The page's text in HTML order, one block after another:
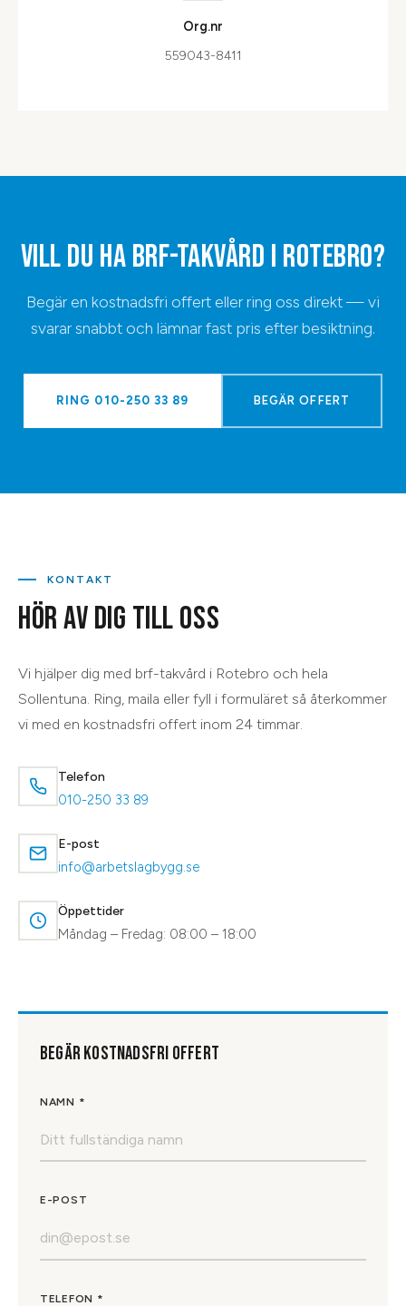
Org.nr
559043-8411
VILL DU HABRF-TAKVÅRD I ROTEBRO?
Begär en kostnadsfri offert eller ring oss direkt — vi
svarar snabbt och lämnar fast pris efter besiktning.
RING 010-250 33 89 BEGÄR OFFERT
KONTAKT
HÖR AV DIG TILL OSS
Vi hjälper dig med brf-takvård i Rotebro och hela
Sollentuna . Ring, maila eller fyll i formuläret så återkommer
vi med en kostnadsfri offert inom 24 timmar.
Telefon
010-250 33 89
E-post
info@arbetslagbygg.se
Öppettider
Måndag – Fredag: 08:00 – 18:00
BEGÄR KOSTNADSFRI OFFERT
NAMN *
E-POST
TELEFON *